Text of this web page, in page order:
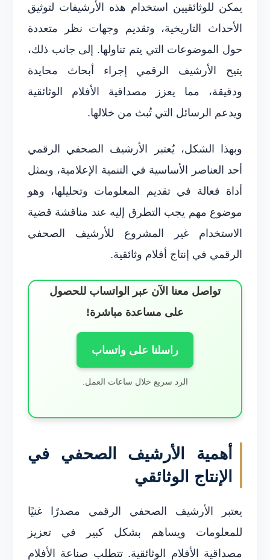
يمكن للوثائقيين استخدام هذه الأرشيفات لتوثيق
الأحداث التاريخية، وتقديم وجهات نظر متعددة
حول الموضوعات التي يتم تناولها. إلى جانب ذلك،
يتيح الأرشيف الرقمي إجراء أبحاث محايدة
ودقيقة، مما يعزز مصداقية الأفلام الوثائقية
ويدعم الرسائل التي تُبث من خلالها.
وبهذا الشكل، يُعتبر الأرشيف الصحفي الرقمي
أحد العناصر الأساسية في التنمية الإعلامية، ويمثل
أداة فعالة في تقديم المعلومات وتحليلها، وهو
موضوع مهم يجب التطرق إليه عند مناقشة قضية
الاستخدام غير المشروع للأرشيف الصحفي
الرقمي في إنتاج أفلام وثائقية.
تواصل معنا الآن عبر الواتساب للحصول
على مساعدة مباشرة!
راسلنا على واتساب
الرد سريع خلال ساعات العمل.
أهمية الأرشيف الصحفي في
الإنتاج الوثائقي
يعتبر الأرشيف الصحفي الرقمي مصدرًا غنيًا
للمعلومات ويساهم بشكل كبير في تعزيز
مصداقية الأفلام الوثائقية. تتطلب صناعة الأفلام